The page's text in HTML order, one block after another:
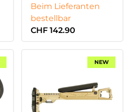
Beim Lieferanten
bestellbar
CHF 142.90
NEW